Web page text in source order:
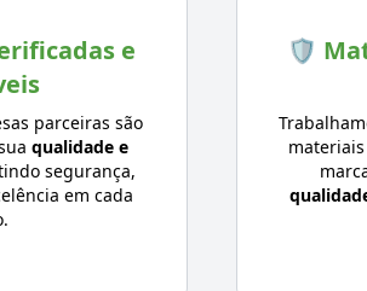
e
parceiras são
qualidade e
segurança,
em cada
🛡️